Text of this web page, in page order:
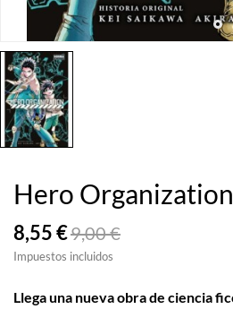
Hero
8,55 €9,00 €
Impuestos incluidos
Llega una nueva obra de ciencia